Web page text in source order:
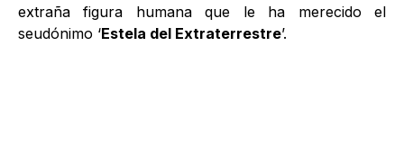
extraña figura humana que le ha merecido el
seudónimo ‘Estela del Extraterrestre’.